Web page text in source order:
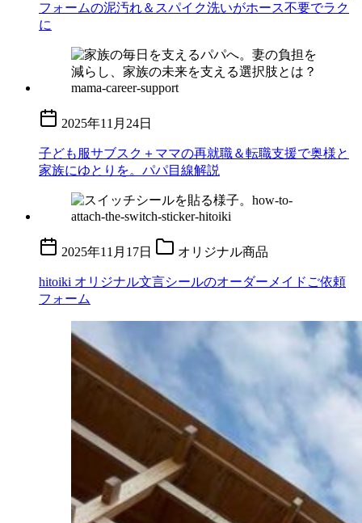
フォームの泥汚れ＆スパイク洗いがホース不要でラク
に
2025年11月24日
子ども服サブスク＋ママの再就職＆転職支援で奥様と
家族にゆとりを。パパ目線解説
2025年11月17日 オリジナル商品
hitoiki オリジナル文言シールのオーダーメイドご依頼
フォーム